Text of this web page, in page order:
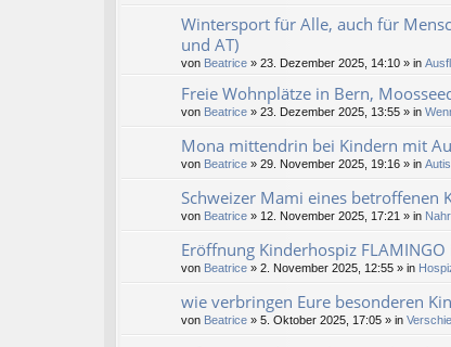
Wintersport für Alle, auch für
und AT)
von Beatrice » 23. Dezember 2025, 14:10 » in
Freie Wohnplätze in Bern,
von Beatrice » 23. Dezember 2025, 13:55 » in
Mona mittendrin bei Kindern mit
von Beatrice » 29. November 2025, 19:16 » in
Schweizer Mami eines betroffenen
von Beatrice » 12. November 2025, 17:21 » in
Eröffnung Kinderhospiz
von Beatrice » 2. November 2025, 12:55 » in
wie verbringen Eure besonderen
von Beatrice » 5. Oktober 2025, 17:05 » in